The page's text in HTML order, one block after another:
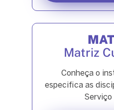
Matriz
Conheça o
especifica as
Serviço